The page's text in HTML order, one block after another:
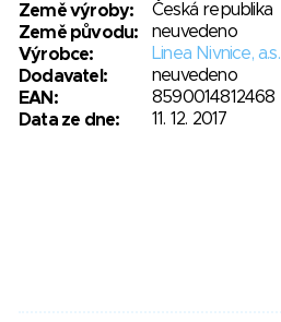
Země výroby:
Česká republika
Země původu:
neuvedeno
Výrobce:
Linea Nivnice, a.s.
Dodavatel:
neuvedeno
EAN:
8590014812468
Data ze dne:
11. 12. 2017